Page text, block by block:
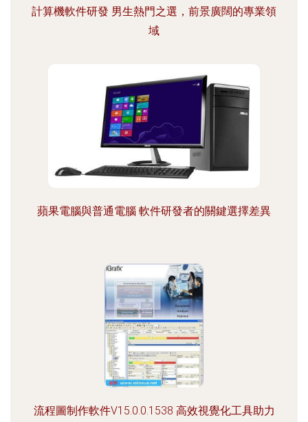
計算機軟件研發 男生熱門之選，前景廣闊的專業領
域
蘋果電腦與普通電腦 軟件研發者的關鍵選擇差異
流程圖制作軟件V15.0.0.1538 高效視覺化工具助力